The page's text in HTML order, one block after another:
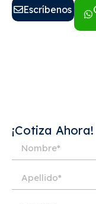
Escríbenos
¡Cotiza Ahora!